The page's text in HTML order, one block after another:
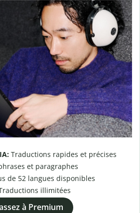
Traductions rapides et précises
et paragraphes
de 52 langues disponibles
illimitées
à Premium